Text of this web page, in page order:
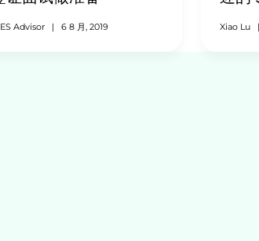
Advisor | 6 8 月, 2019 Xiao Lu |